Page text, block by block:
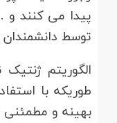
پیدا می کنند
توسط دانشمندان
الگوریتم
طوریکه با
بهینه و